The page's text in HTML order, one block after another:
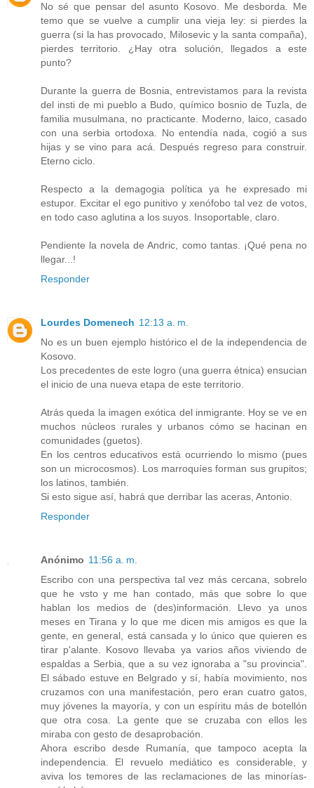
No sé que pensar del asunto Kosovo. Me desborda. Me
temo que se vuelve a cumplir una vieja ley: si pierdes la
guerra (si la has provocado, Milosevic y la santa compaña),
pierdes territorio. ¿Hay otra solución, llegados a este
punto?
Durante la guerra de Bosnia, entrevistamos para la revista
del insti de mi pueblo a Budo, químico bosnio de Tuzla, de
familia musulmana, no practicante. Moderno, laico, casado
con una serbia ortodoxa. No entendía nada, cogió a sus
hijas y se vino para acá. Después regreso para construir.
Eterno ciclo.
Respecto a la demagogia política ya he expresado mi
estupor. Excitar el ego punitivo y xenófobo tal vez de votos,
en todo caso aglutina a los suyos. Insoportable, claro.
Pendiente la novela de Andric, como tantas. ¡Qué pena no
llegar...!
Responder
Lourdes Domenech 12:13 a. m.
No es un buen ejemplo histórico el de la independencia de
Kosovo.
Los precedentes de este logro (una guerra étnica) ensucian
el inicio de una nueva etapa de este territorio.
Atrás queda la imagen exótica del inmigrante. Hoy se ve en
muchos núcleos rurales y urbanos cómo se hacinan en
comunidades (guetos).
En los centros educativos está ocurriendo lo mismo (pues
son un microcosmos). Los marroquíes forman sus grupitos;
los latinos, también.
Si esto sigue así, habrá que derribar las aceras, Antonio.
Responder
Anónimo 11:56 a. m.
Escribo con una perspectiva tal vez más cercana, sobrelo
que he vsto y me han contado, más que sobre lo que
hablan los medios de (des)información. Llevo ya unos
meses en Tirana y lo que me dicen mis amigos es que la
gente, en general, está cansada y lo único que quieren es
tirar p'alante. Kosovo llevaba ya varios años viviendo de
espaldas a Serbia, que a su vez ignoraba a "su provincia".
El sábado estuve en Belgrado y sí, había movimiento, nos
cruzamos con una manifestación, pero eran cuatro gatos,
muy jóvenes la mayoría, y con un espíritu más de botellón
que otra cosa. La gente que se cruzaba con ellos les
miraba con gesto de desaprobación.
Ahora escribo desde Rumanía, que tampoco acepta la
independencia. El revuelo mediático es considerable, y
aviva los temores de las reclamaciones de las minorías-